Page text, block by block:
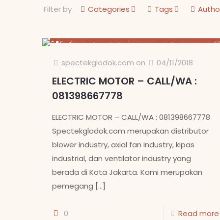
Filter by Categories Tags
spectekglodok.com on 04/11/2018
ELECTRIC MOTOR – CALL/WA :
081398667778
ELECTRIC MOTOR – CALL/WA : 081398667778
Spectekglodok.com merupakan distributor
blower industry, axial fan industry, kipas
industrial, dan ventilator industry yang
berada di Kota Jakarta. Kami merupakan
pemegang […]
0 Read more